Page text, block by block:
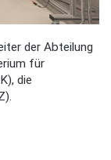
der Abteilung
für
die